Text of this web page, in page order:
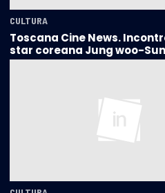
CULTURA
Toscana Cine News.
star coreana Jung woo-